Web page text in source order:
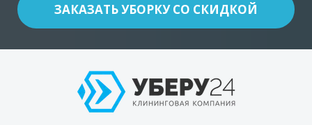
ЗАКАЗАТЬ УБОРКУ СО СКИДКОЙ